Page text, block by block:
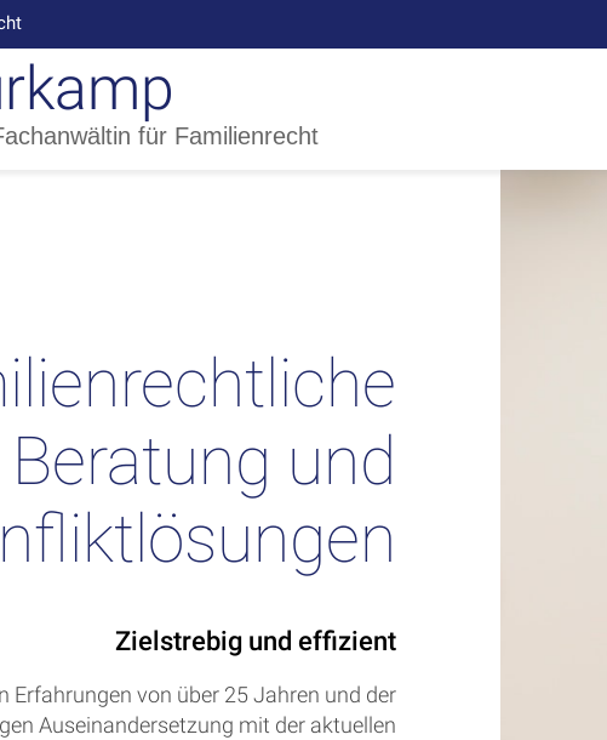
für Familienrecht
Beratung und
Zielstrebig und effizient
Erfahrungen von über 25 Jahren und der
Auseinandersetzung mit der aktuellen